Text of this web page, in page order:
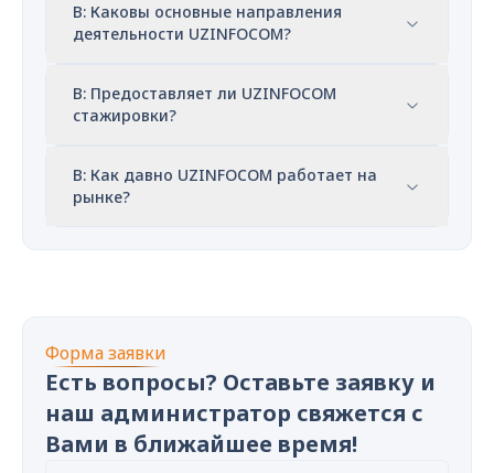
В: Каковы основные направления
деятельности UZINFOCOM?
В: Предоставляет ли UZINFOCOM
стажировки?
В: Как давно UZINFOCOM работает на
рынке?
Форма заявки
Есть вопросы? Оставьте заявку и
наш администратор свяжется с
Вами в ближайшее время!